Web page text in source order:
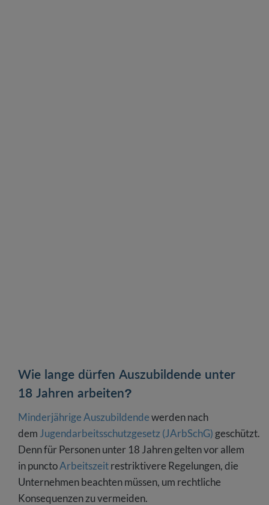
Wie lange dürfen Auszubildende unter
18 Jahren arbeiten?
Minderjährige Auszubildendewerden nach
dem Jugendarbeitsschutzgesetz (JArbSchG) geschützt.
Denn für Personen unter 18 Jahren gelten vor allem
in punctoArbeitszeitrestriktivere Regelungen, die
Unternehmen beachten müssen, um rechtliche
Konsequenzen zu vermeiden.